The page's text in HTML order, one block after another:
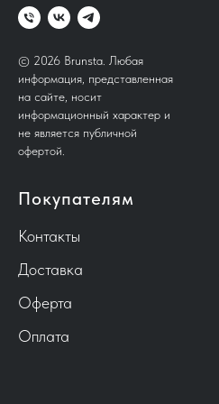
© 2026 Brunsta. Любая
информация, представленная
на сайте, носит
информационный характер и
не является публичной
офертой.
Покупателям
Контакты
Доставка
Оферта
Оплата